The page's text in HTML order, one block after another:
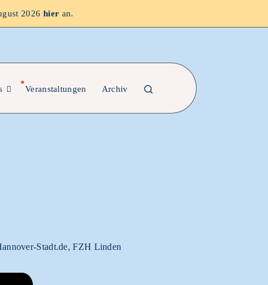
2026 hier an.
Veranstaltungen Archiv
Stadt.de, FZH Linden